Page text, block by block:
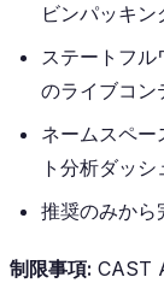
ビンパッキン
ステートフ
のライブコン
ネームスペー
ト分析ダッシ
推奨のみから
制限事項: CAST